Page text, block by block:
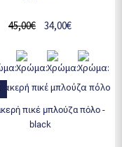
34,00€
45,00€
black